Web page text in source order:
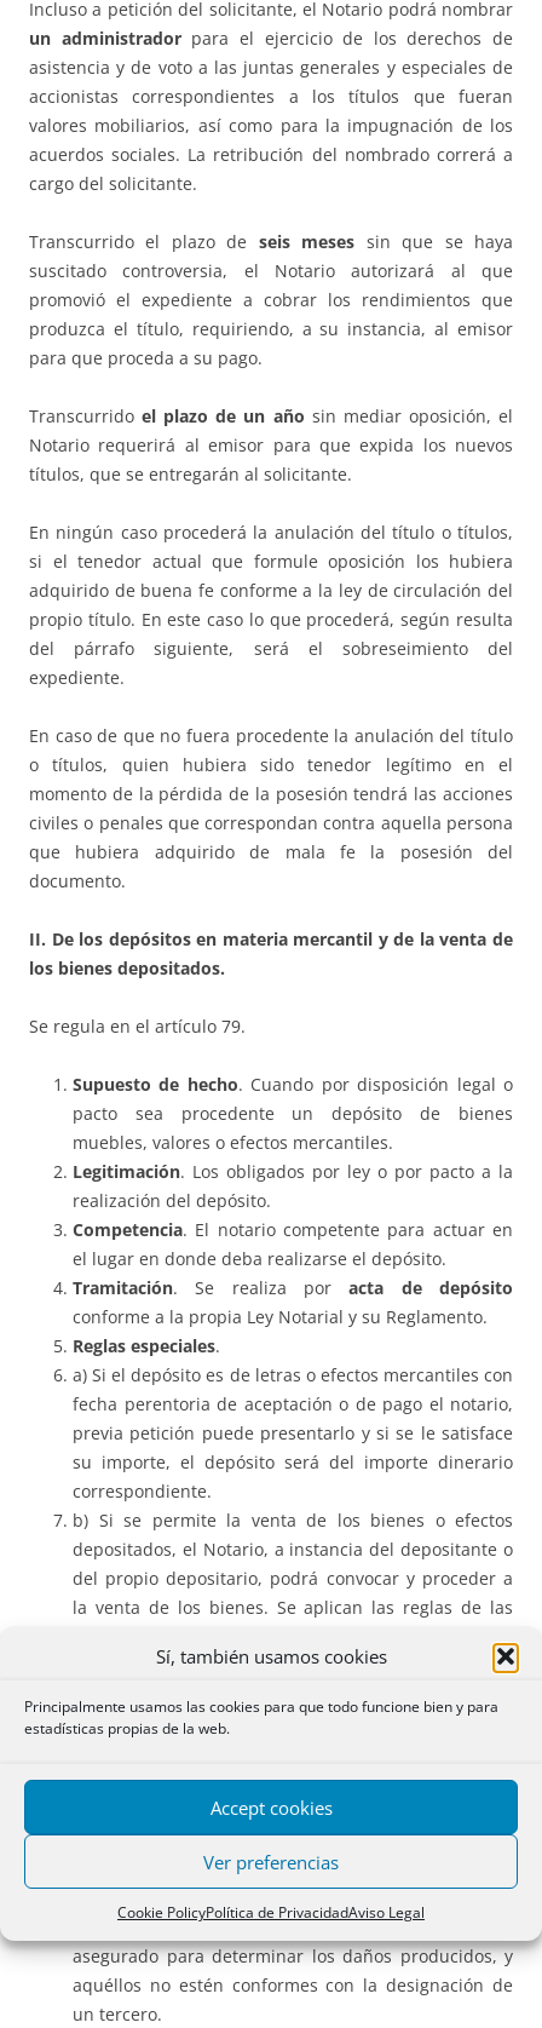
Sí, también usamos cookies
Principalmente usamos las cookies para que todo funcione bien y para
estadísticas propias de la web.
Accept cookies
Ver preferencias
Cookie PolicyPolítica de PrivacidadAviso Legal
Incluso a petición del solicitante, el Notario podrá nombrar
un administradorpara el ejercicio de los derechos de
asistencia y de voto a las juntas generales y especiales de
accionistas correspondientes a los títulos que fueran
valores mobiliarios, así como para la impugnación de los
acuerdos sociales. La retribución del nombrado correrá a
cargo del solicitante.
Transcurrido el plazo de seis meses sin que se haya
suscitado controversia, el Notario autorizará al que
promovió el expediente a cobrar los rendimientos que
produzca el título, requiriendo, a su instancia, al emisor
para que proceda a su pago.
Transcurridoel plazo de un año sin mediar oposición, el
Notario requerirá al emisor para que expida los nuevos
títulos, que se entregarán al solicitante.
En ningún caso procederá la anulación del título o títulos,
si el tenedor actual que formule oposición los hubiera
adquirido de buena fe conforme a la ley de circulación del
propio título. En este caso lo que procederá, según resulta
del párrafo siguiente, será el sobreseimiento del
expediente.
En caso de que no fuera procedente la anulación del título
o títulos, quien hubiera sido tenedor legítimo en el
momento de la pérdida de la posesión tendrá las acciones
civiles o penales que correspondan contra aquella persona
que hubiera adquirido de mala fe la posesión del
documento.
II. De los depósitos en materia mercantil y de la venta de
los bienes depositados.
Se regula en el artículo 79.
Supuesto de hecho. Cuando por disposición legal o
pacto sea procedente un depósito de bienes
muebles, valores o efectos mercantiles.
Legitimación. Los obligados por ley o por pacto a la
realización del depósito.
Competencia. El notario competente para actuar en
el lugar en donde deba realizarse el depósito.
Tramitación. Se realiza poracta de depósito
conforme a la propia Ley Notarial y su Reglamento.
Reglas especiales.
a) Si el depósito es de letras o efectos mercantiles con
fecha perentoria de aceptación o de pago el notario,
previa petición puede presentarlo y si se le satisface
su importe, el depósito será del importe dinerario
correspondiente.
b) Si se permite la venta de los bienes o efectos
depositados, el Notario, a instancia del depositante o
del propio depositario, podrá convocar y proceder a
la venta de los bienes. Se aplican las reglas de las
obtenido el destino establecido en la legislación
seguros.
Su regulación se contiene en al artículo 80.
los peritos nombrados por el asegurador y el
asegurado para determinar los daños producidos, y
aquéllos no estén conformes con la designación de
un tercero.